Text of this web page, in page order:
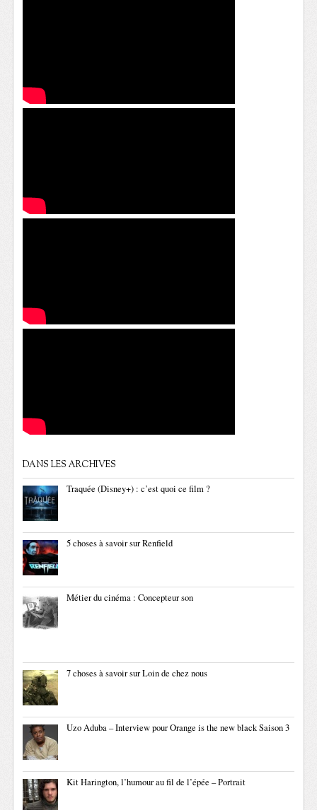
DANS LES ARCHIVES
Traquée (Disney+) : c’est quoi ce film ?
5 choses à savoir sur Renfield
Métier du cinéma : Concepteur son
7 choses à savoir sur Loin de chez nous
Uzo Aduba – Interview pour Orange is the new black Saison 3
Kit Harington, l’humour au fil de l’épée – Portrait